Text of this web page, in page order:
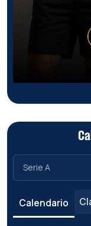
Calendario